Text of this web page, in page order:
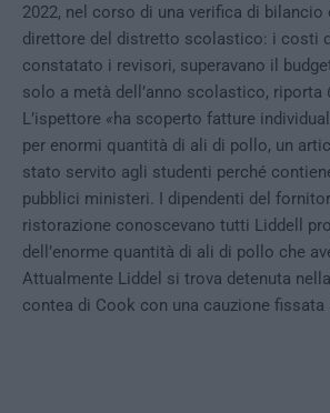
2022, nel corso di una verifica di bilancio
direttore del distretto scolastico: i costi
constatato i revisori, superavano il
solo a metà dell’anno scolastico, riporta
L’ispettore «ha scoperto fatture
per enormi quantità di ali di pollo, un
stato servito agli studenti perché
pubblici ministeri. I dipendenti del
ristorazione conoscevano tutti Liddell
dell’enorme quantità di ali di pollo che
Attualmente Liddel si trova detenuta
contea di Cook con una cauzione fissata